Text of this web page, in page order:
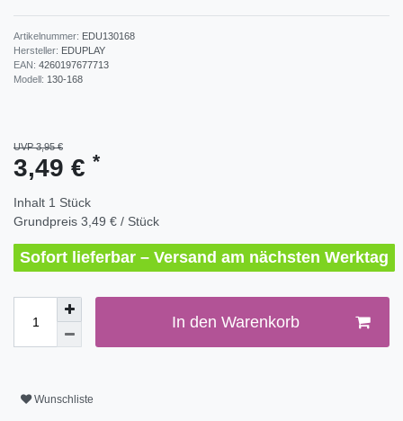
Artikelnummer: EDU130168
Hersteller: EDUPLAY
EAN: 4260197677713
Modell: 130-168
UVP 3,95 €
3,49 € *
Inhalt 1 Stück
Grundpreis 3,49 € / Stück
Sofort lieferbar – Versand am nächsten Werktag
In den Warenkorb
Wunschliste